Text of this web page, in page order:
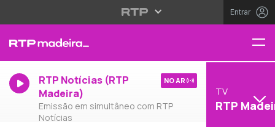
Entrar
RTP Notícias (RTP
Madeira)
Emissão em simultâneo com RTP
Notícias
NO AR
TV
RTP